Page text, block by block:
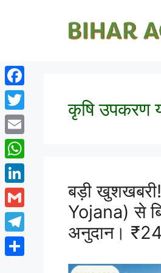
कृषि उपकरण
बड़ी
Yojana) से
अनुदान।
Facebook
Twitter
Email
WhatsApp
LinkedIn
Gmail
Telegram